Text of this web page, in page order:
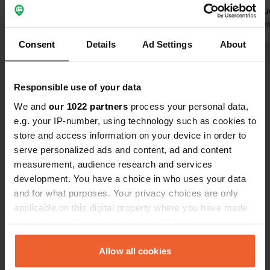
Consent Details Ad Settings About
Responsible use of your data
We and our 1022 partners process your personal data,
e.g. your IP-number, using technology such as cookies to
store and access information on your device in order to
serve personalized ads and content, ad and content
measurement, audience research and services
development. You have a choice in who uses your data
and for what purposes. Your privacy choices are only
applicable on this digital property where you have made
any time from the Cookie Declaration or by clicking on
the Privacy trigger icon.Allow all cookies
la seule
pratique
petites îles
Traduit par
Contact
Chemin des Faïsses 688
83140, Six-Fours-les-Plages, France